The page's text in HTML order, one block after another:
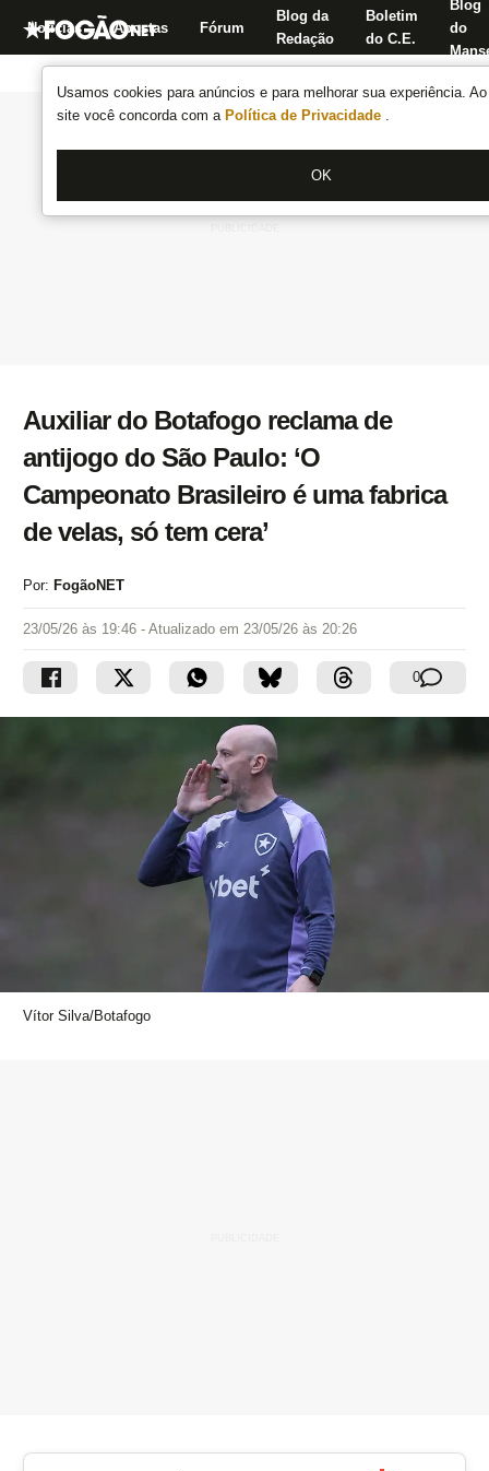
Usamos cookies para anúncios e para melhorar sua experiência.
site você concorda com a Política de Privacidade .
OK
Notícias Apostas Fórum
Blog da
Redação
Boletim
do C.E.
Blog
do
Auxiliar do Botafogo reclama de
antijogo do São Paulo: ‘O
Campeonato Brasileiro é uma fabrica
de velas, só tem cera’
Por: FogãoNET
23/05/26 às 19:46 - Atualizado em 23/05/26 às 20:26
0
Vítor Silva/Botafogo